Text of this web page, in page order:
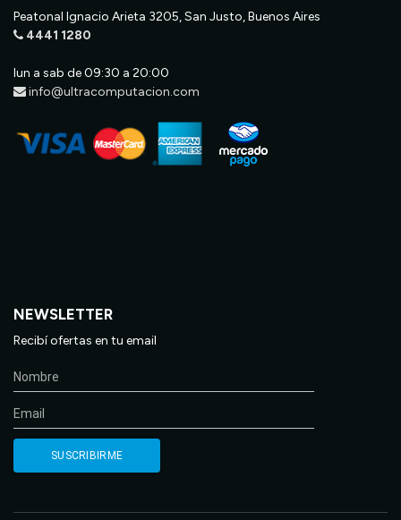
Peatonal Ignacio Arieta 3205, San Justo, Buenos Aires
4441 1280
lun a sab de 09:30 a 20:00
info@ultracomputacion.com
NEWSLETTER
Recibí ofertas en tu email